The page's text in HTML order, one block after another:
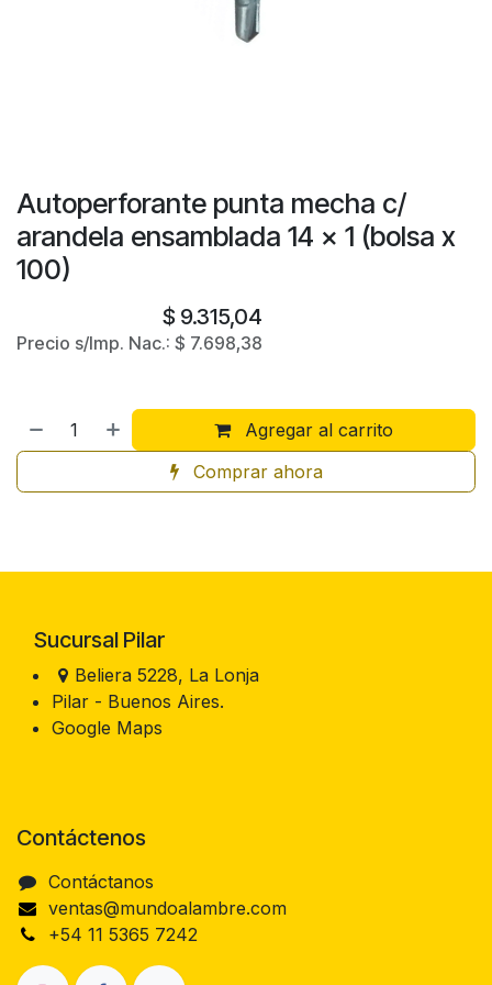
Autoperforante punta mecha c/
arandela ensamblada 14 x 1 (bolsa x
100)
$ 9.315,04
Precio s/Imp. Nac.: $ 7.698,38
Agregar al carrito
Comprar ahora
Sucursal Pilar
Beliera 5228, La Lonja
Pilar - Buenos Aires.
Google Maps
Contáctenos
Contáctanos
ventas@mundoalambre.com
+54 11 5365 7242